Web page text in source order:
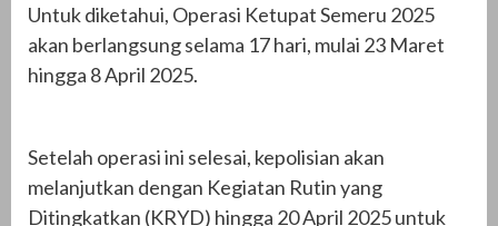
Untuk diketahui, Operasi Ketupat Semeru 2025
akan berlangsung selama 17 hari, mulai 23 Maret
hingga 8 April 2025.
Setelah operasi ini selesai, kepolisian akan
melanjutkan dengan Kegiatan Rutin yang
Ditingkatkan (KRYD) hingga 20 April 2025 untuk